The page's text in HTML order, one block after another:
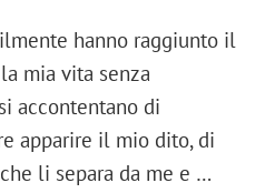
hanno raggiunto il
mia vita senza
accontentano di
apparire il mio dito, di
li separa da me e …